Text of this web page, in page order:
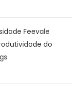
Feevale
do